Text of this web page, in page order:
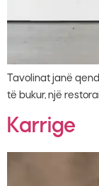
Tavolinat janë
të bukur, një
Karrige